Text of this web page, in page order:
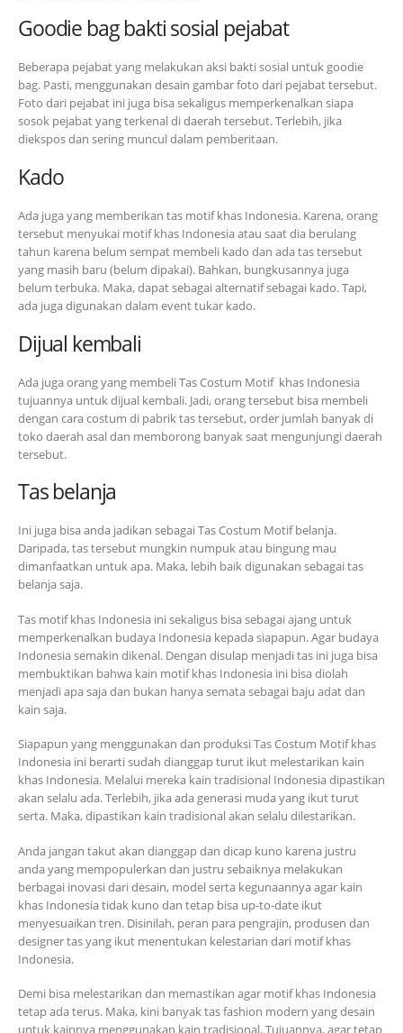
Goodie bag bakti sosial pejabat
Beberapa pejabat yang melakukan aksi bakti sosial untuk goodie
bag. Pasti, menggunakan desain gambar foto dari pejabat tersebut.
Foto dari pejabat ini juga bisa sekaligus memperkenalkan siapa
sosok pejabat yang terkenal di daerah tersebut. Terlebih, jika
diekspos dan sering muncul dalam pemberitaan.
Kado
Ada juga yang memberikan tas motif khas Indonesia. Karena, orang
tersebut menyukai motif khas Indonesia atau saat dia berulang
tahun karena belum sempat membeli kado dan ada tas tersebut
yang masih baru (belum dipakai). Bahkan, bungkusannya juga
belum terbuka. Maka, dapat sebagai alternatif sebagai kado. Tapi,
ada juga digunakan dalam event tukar kado.
Dijual kembali
Ada juga orang yang membeli Tas Costum Motif khas Indonesia
tujuannya untuk dijual kembali. Jadi, orang tersebut bisa membeli
dengan cara costum di pabrik tas tersebut, order jumlah banyak di
toko daerah asal dan memborong banyak saat mengunjungi daerah
tersebut.
Tas belanja
Ini juga bisa anda jadikan sebagai Tas Costum Motif belanja.
Daripada, tas tersebut mungkin numpuk atau bingung mau
dimanfaatkan untuk apa. Maka, lebih baik digunakan sebagai tas
belanja saja.
Tas motif khas Indonesia ini sekaligus bisa sebagai ajang untuk
memperkenalkan budaya Indonesia kepada siapapun. Agar budaya
Indonesia semakin dikenal. Dengan disulap menjadi tas ini juga bisa
membuktikan bahwa kain motif khas Indonesia ini bisa diolah
menjadi apa saja dan bukan hanya semata sebagai baju adat dan
kain saja.
Siapapun yang menggunakan dan produksi Tas Costum Motif khas
Indonesia ini berarti sudah dianggap turut ikut melestarikan kain
khas Indonesia. Melalui mereka kain tradisional Indonesia dipastikan
akan selalu ada. Terlebih, jika ada generasi muda yang ikut turut
serta. Maka, dipastikan kain tradisional akan selalu dilestarikan.
Anda jangan takut akan dianggap dan dicap kuno karena justru
anda yang mempopulerkan dan justru sebaiknya melakukan
berbagai inovasi dari desain, model serta kegunaannya agar kain
khas Indonesia tidak kuno dan tetap bisa up-to-date ikut
menyesuaikan tren. Disinilah, peran para pengrajin, produsen dan
designer tas yang ikut menentukan kelestarian dari motif khas
Indonesia.
Demi bisa melestarikan dan memastikan agar motif khas Indonesia
tetap ada terus. Maka, kini banyak tas fashion modern yang desain